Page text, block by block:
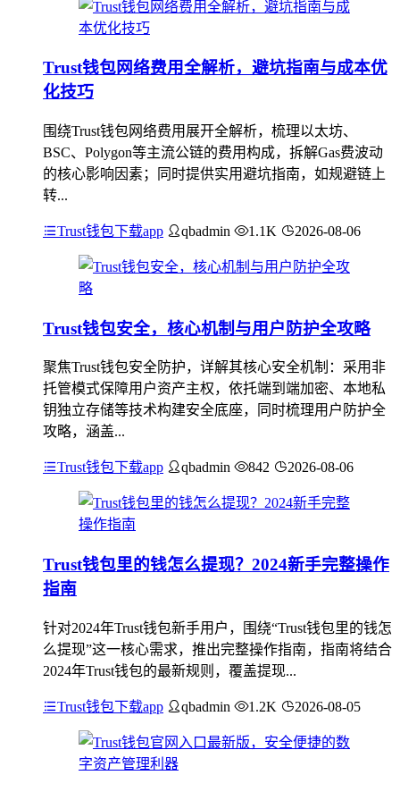
Trust钱包网络费用全解析，避坑指南与成本优
化技巧
围绕Trust钱包网络费用展开全解析，梳理以太坊、
BSC、Polygon等主流公链的费用构成，拆解Gas费波动
的核心影响因素；同时提供实用避坑指南，如规避链上
转...
Trust钱包下载app qbadmin 1.1K 2026-08-06
Trust钱包安全，核心机制与用户防护全攻略
聚焦Trust钱包安全防护，详解其核心安全机制：采用非
托管模式保障用户资产主权，依托端到端加密、本地私
钥独立存储等技术构建安全底座，同时梳理用户防护全
攻略，涵盖...
Trust钱包下载app qbadmin 842 2026-08-06
Trust钱包里的钱怎么提现？2024新手完整操作
指南
针对2024年Trust钱包新手用户，围绕“Trust钱包里的钱怎
么提现”这一核心需求，推出完整操作指南，指南将结合
2024年Trust钱包的最新规则，覆盖提现...
Trust钱包下载app qbadmin 1.2K 2026-08-05